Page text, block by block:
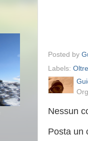
Posted by
Labels:
Nessun
Posta un